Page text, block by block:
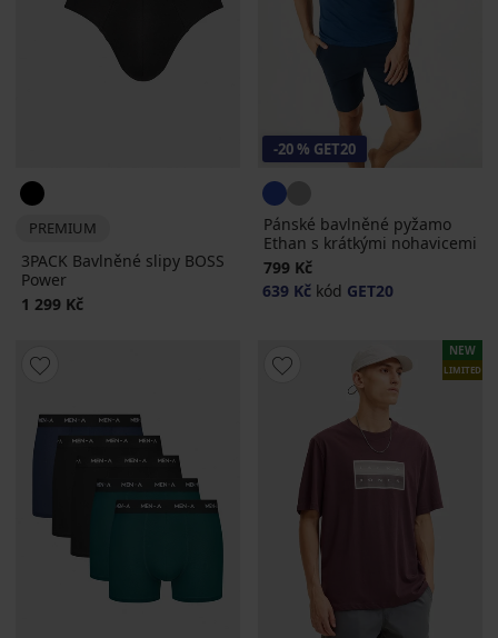
PREMIUM
3PACK Bavlněné slipy BOSS
Power
1 299 Kč
-20 % GET20
Pánské bavlněné pyžamo
Ethan s krátkými nohavicemi
799 Kč
639 Kč kód GET20
NEW
LIMITED